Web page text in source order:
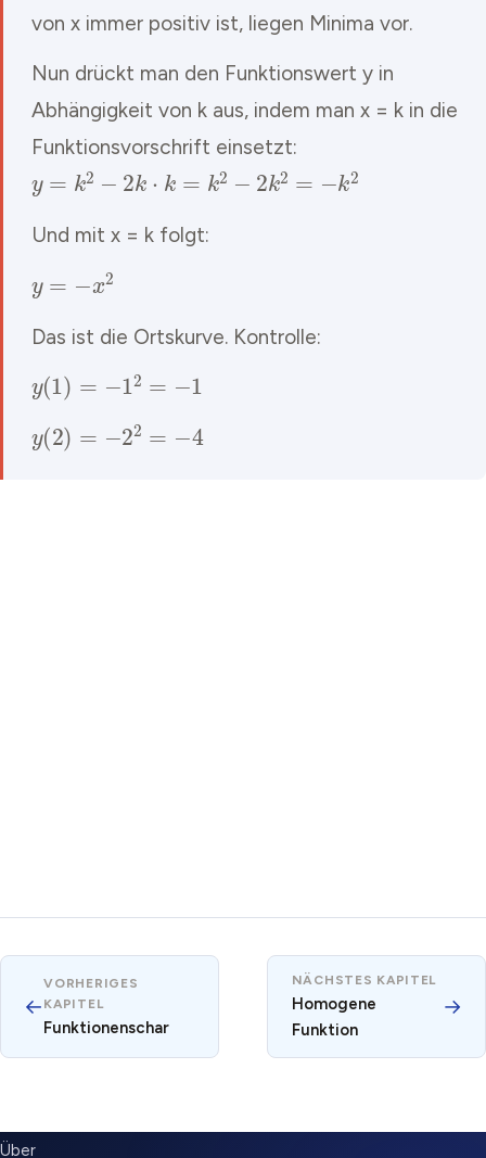
von x immer positiv ist, liegen Minima vor.
Nun drückt man den Funktionswert y in
Abhängigkeit von k aus, indem man x = k in die
Funktionsvorschrift einsetzt:
2− ⋅k= 2 k2= k2
Und mit x = k folgt:
Das ist die Ortskurve. Kontrolle:
(1) =−
(2) 2=−
←
VORHERIGES
KAPITEL
Funktionenschar
NÄCHSTES KAPITEL
Homogene
Funktion
→
SUBMENU
Über